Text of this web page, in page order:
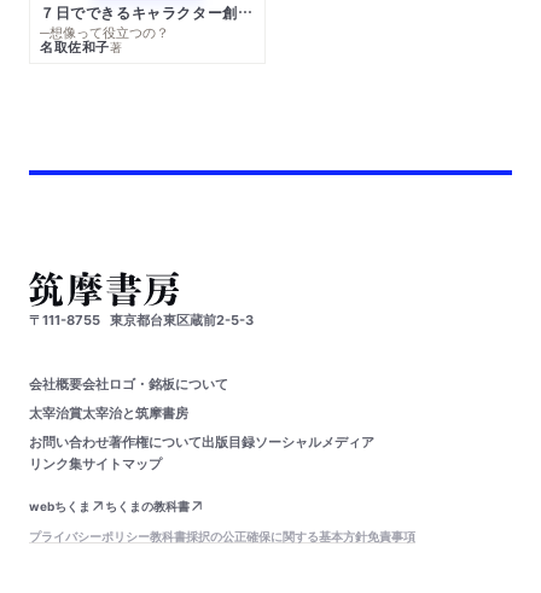
７日でできるキャラクター創作入門
─想像って役立つの？
名取佐和子著
〒111-8755 東京都台東区蔵前2-5-3
会社概要会社ロゴ・銘板について
太宰治賞太宰治と筑摩書房
お問い合わせ著作権について出版目録ソーシャルメディア
リンク集サイトマップ
webちくま
ちくまの教科書
プライバシーポリシー教科書採択の公正確保に関する基本方針免責事項